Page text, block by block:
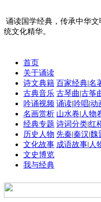
诵读国学经典，传承中华
统文化精华。
首页
关于诵读
诗文典籍 百家经典|名
古典音乐 古琴曲|古筝
吟诵视频 诵读|吟唱|动
名画赏析 山水卷| 人物
经典专题 诗词分类|红
历史人物 先秦|秦汉|魏
文化故事 成语故事| 人
文史博览
我与经典